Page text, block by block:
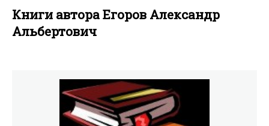
Книги автора Егоров Александр
Альбертович